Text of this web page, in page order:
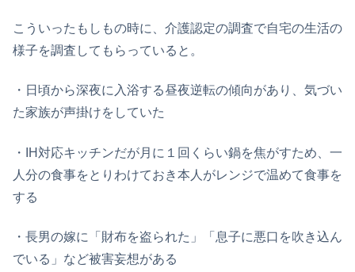
こういったもしもの時に、介護認定の調査で自宅の生活の
様子を調査してもらっていると。
・日頃から深夜に入浴する昼夜逆転の傾向があり、気づい
た家族が声掛けをしていた
・IH対応キッチンだが月に１回くらい鍋を焦がすため、一
人分の食事をとりわけておき本人がレンジで温めて食事を
する
・長男の嫁に「財布を盗られた」「息子に悪口を吹き込ん
でいる」など被害妄想がある